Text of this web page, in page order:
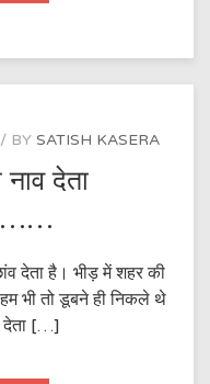
छला
BY SATISH KASERA
देता
देता है। भीड़ में शहर की
भी तो डूबने ही निकले थे
देता […]